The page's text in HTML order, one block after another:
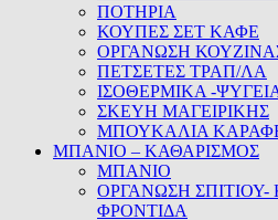
ΠΟΤΗΡΙΑ
ΚΟΥΠΕΣ ΣΕΤ ΚΑΦΕ
ΟΡΓΑΝΩΣΗ
ΠΕΤΣΕΤΕΣ ΤΡΑΠ/ΛΑ
ΙΣΟΘΕΡΜΙΚΑ -
ΣΚΕΥΗ ΜΑΓΕΙΡΙΚΗΣ
ΜΠΟΥΚΑΛΙΑ
ΜΠΑΝΙΟ – ΚΑΘΑΡΙΣΜΟΣ
ΜΠΑΝΙΟ
ΟΡΓΑΝΩΣΗ
ΦΡΟΝΤΙΔΑ